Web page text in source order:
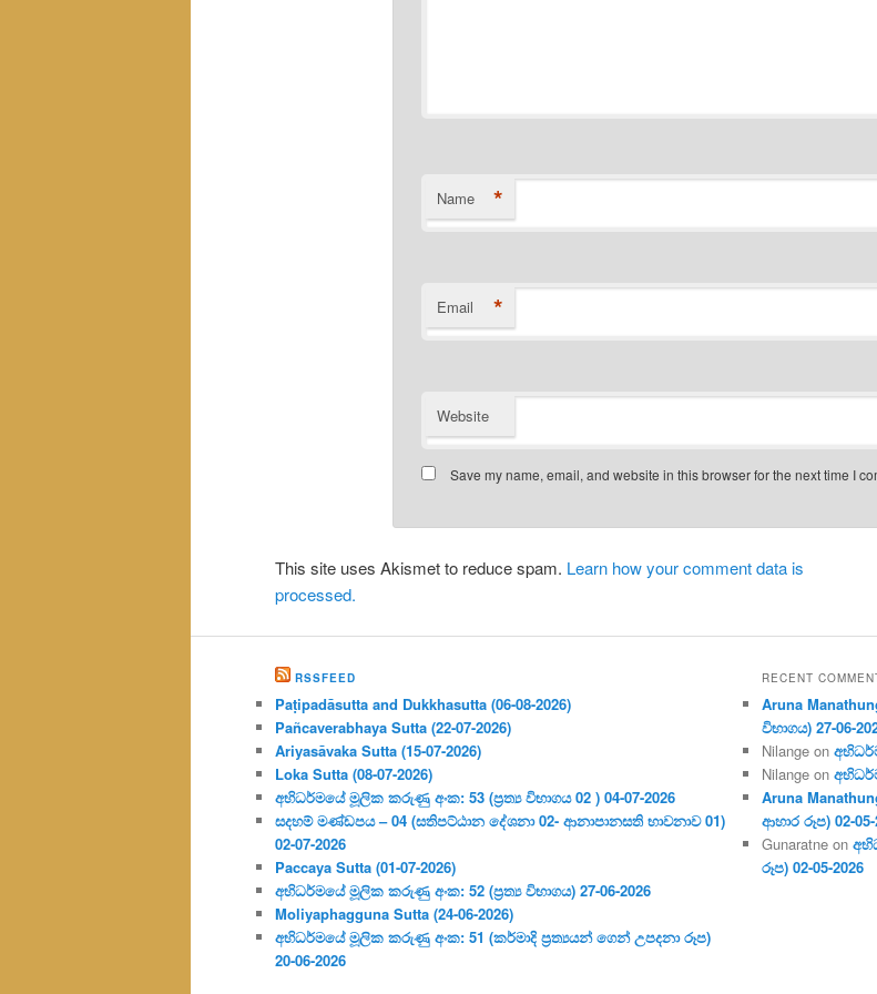
Name *
Email *
Website
Save my name, email, and website in this browser for the next time I
This site uses Akismet to reduce spam. Learn how your comment data is
processed.
RSSFEED
Paṭipadāsutta and Dukkhasutta (06-08-2026)
Pañcaverabhaya Sutta (22-07-2026)
Ariyasāvaka Sutta (15-07-2026)
Loka Sutta (08-07-2026)
අභිධර්මයේ මූලික කරුණු අංක: 53 (ප්‍ර‍ත්‍ය විභාගය 02 ) 04-07-2026
සදහම් මණ්ඩපය – 04 (සතිපට්ඨාන දේශනා 02- ආනාපානසති භාවනාව 01)
02-07-2026
Paccaya Sutta (01-07-2026)
අභිධර්මයේ මූලික කරුණු අංක: 52 (ප්‍ර‍ත්‍ය විභාගය) 27-06-2026
Moliyaphagguna Sutta (24-06-2026)
අභිධර්මයේ මූලික කරුණු අංක: 51 (කර්මාදි ප්‍ර‍ත්‍යයන් ගෙන් උපදනා රූප)
20-06-2026
RECENT
Aruna
විභාගය) 27-06-
Nilange on
Nilange on
Aruna
ආහාර රූප) 02-05-
Gunaratne on
රූප) 02-05-2026